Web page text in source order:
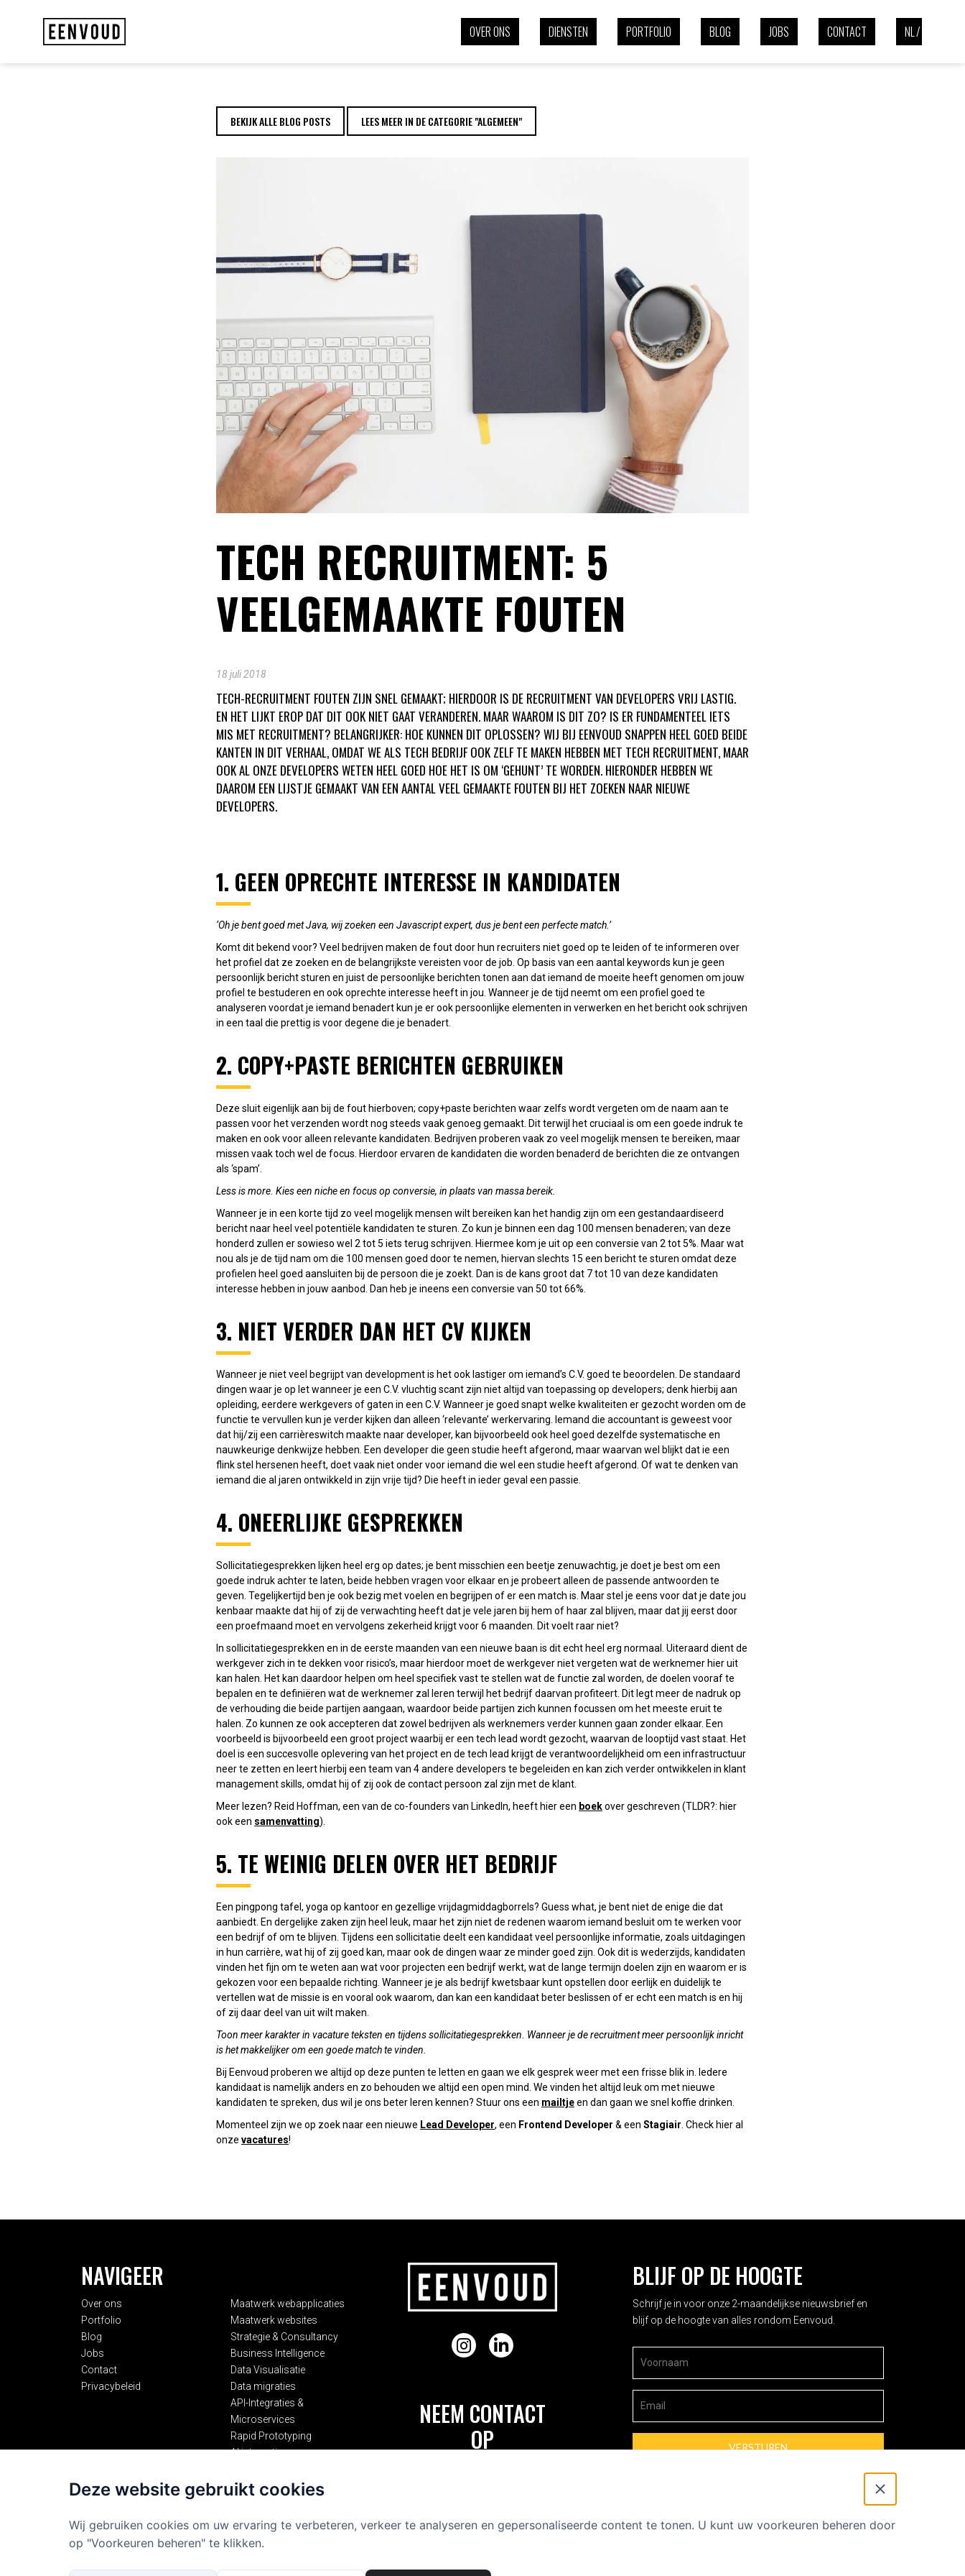
TECH RECRUITMENT: 5 VEELGEMAAKTE FOUTEN |
OVER ONS DIENSTEN PORTFOLIO BLOG JOBS CONTACT NL
BEKIJK ALLE BLOG POSTS LEES MEER IN DE CATEGORIE "ALGEMEEN"
TECH RECRUITMENT: 5
VEELGEMAAKTE FOUTEN
18 juli 2018
TECH-RECRUITMENT FOUTEN ZIJN SNEL GEMAAKT; HIERDOOR IS DE RECRUITMENT VAN DEVELOPERS VRIJ LASTIG.
EN HET LIJKT EROP DAT DIT OOK NIET GAAT VERANDEREN. MAAR WAAROM IS DIT ZO? IS ER FUNDAMENTEEL IETS
MIS MET RECRUITMENT? BELANGRIJKER: HOE KUNNEN DIT OPLOSSEN? WIJ BIJ EENVOUD SNAPPEN HEEL GOED BEIDE
KANTEN IN DIT VERHAAL, OMDAT WE ALS TECH BEDRIJF OOK ZELF TE MAKEN HEBBEN MET TECH RECRUITMENT, MAAR
OOK AL ONZE DEVELOPERS WETEN HEEL GOED HOE HET IS OM ‘GEHUNT’ TE WORDEN. HIERONDER HEBBEN WE
DAAROM EEN LIJSTJE GEMAAKT VAN EEN AANTAL VEEL GEMAAKTE FOUTEN BIJ HET ZOEKEN NAAR NIEUWE
DEVELOPERS.
1. GEEN OPRECHTE INTERESSE IN KANDIDATEN
‘Oh je bent goed met Java, wij zoeken een Javascript expert, dus je bent een perfecte match.’
Komt dit bekend voor? Veel bedrijven maken de fout door hun recruiters niet goed op te leiden of te informeren over
het profiel dat ze zoeken en de belangrijkste vereisten voor de job. Op basis van een aantal keywords kun je geen
persoonlijk bericht sturen en juist de persoonlijke berichten tonen aan dat iemand de moeite heeft genomen om jouw
profiel te bestuderen en ook oprechte interesse heeft in jou. Wanneer je de tijd neemt om een profiel goed te
analyseren voordat je iemand benadert kun je er ook persoonlijke elementen in verwerken en het bericht ook schrijven
in een taal die prettig is voor degene die je benadert.
2. COPY+PASTE BERICHTEN GEBRUIKEN
Deze sluit eigenlijk aan bij de fout hierboven; copy+paste berichten waar zelfs wordt vergeten om de naam aan te
passen voor het verzenden wordt nog steeds vaak genoeg gemaakt. Dit terwijl het cruciaal is om een goede indruk te
maken en ook voor alleen relevante kandidaten. Bedrijven proberen vaak zo veel mogelijk mensen te bereiken, maar
missen vaak toch wel de focus. Hierdoor ervaren de kandidaten die worden benaderd de berichten die ze ontvangen
als ‘spam’.
Less is more. Kies een niche en focus op conversie, in plaats van massa bereik.
Wanneer je in een korte tijd zo veel mogelijk mensen wilt bereiken kan het handig zijn om een gestandaardiseerd
bericht naar heel veel potentiële kandidaten te sturen. Zo kun je binnen een dag 100 mensen benaderen; van deze
honderd zullen er sowieso wel 2 tot 5 iets terug schrijven. Hiermee kom je uit op een conversie van 2 tot 5%. Maar wat
nou als je de tijd nam om die 100 mensen goed door te nemen, hiervan slechts 15 een bericht te sturen omdat deze
profielen heel goed aansluiten bij de persoon die je zoekt. Dan is de kans groot dat 7 tot 10 van deze kandidaten
interesse hebben in jouw aanbod. Dan heb je ineens een conversie van 50 tot 66%.
3. NIET VERDER DAN HET CV KIJKEN
Wanneer je niet veel begrijpt van development is het ook lastiger om iemand’s C.V. goed te beoordelen. De standaard
dingen waar je op let wanneer je een C.V. vluchtig scant zijn niet altijd van toepassing op developers; denk hierbij aan
opleiding, eerdere werkgevers of gaten in een C.V. Wanneer je goed snapt welke kwaliteiten er gezocht worden om de
functie te vervullen kun je verder kijken dan alleen ‘relevante’ werkervaring. Iemand die accountant is geweest voor
dat hij/zij een carrièreswitch maakte naar developer, kan bijvoorbeeld ook heel goed dezelfde systematische en
nauwkeurige denkwijze hebben. Een developer die geen studie heeft afgerond, maar waarvan wel blijkt dat ie een
flink stel hersenen heeft, doet vaak niet onder voor iemand die wel een studie heeft afgerond. Of wat te denken van
iemand die al jaren ontwikkeld in zijn vrije tijd? Die heeft in ieder geval een passie.
4. ONEERLIJKE GESPREKKEN
Sollicitatiegesprekken lijken heel erg op dates; je bent misschien een beetje zenuwachtig, je doet je best om een
goede indruk achter te laten, beide hebben vragen voor elkaar en je probeert alleen de passende antwoorden te
geven. Tegelijkertijd ben je ook bezig met voelen en begrijpen of er een match is. Maar stel je eens voor dat je date jou
kenbaar maakte dat hij of zij de verwachting heeft dat je vele jaren bij hem of haar zal blijven, maar dat jij eerst door
een proefmaand moet en vervolgens zekerheid krijgt voor 6 maanden. Dit voelt raar niet?
In sollicitatiegesprekken en in de eerste maanden van een nieuwe baan is dit echt heel erg normaal. Uiteraard dient de
werkgever zich in te dekken voor risico’s, maar hierdoor moet de werkgever niet vergeten wat de werknemer hier uit
kan halen. Het kan daardoor helpen om heel specifiek vast te stellen wat de functie zal worden, de doelen vooraf te
bepalen en te definiëren wat de werknemer zal leren terwijl het bedrijf daarvan profiteert. Dit legt meer de nadruk op
de verhouding die beide partijen aangaan, waardoor beide partijen zich kunnen focussen om het meeste eruit te
halen. Zo kunnen ze ook accepteren dat zowel bedrijven als werknemers verder kunnen gaan zonder elkaar. Een
voorbeeld is bijvoorbeeld een groot project waarbij er een tech lead wordt gezocht, waarvan de looptijd vast staat. Het
doel is een succesvolle oplevering van het project en de tech lead krijgt de verantwoordelijkheid om een infrastructuur
neer te zetten en leert hierbij een team van 4 andere developers te begeleiden en kan zich verder ontwikkelen in klant
management skills, omdat hij of zij ook de contact persoon zal zijn met de klant.
Meer lezen? Reid Hoffman, een van de co-founders van LinkedIn, heeft hier een boekover geschreven (TLDR?: hier
ook een samenvatting).
5. TE WEINIG DELEN OVER HET BEDRIJF
Een pingpong tafel, yoga op kantoor en gezellige vrijdagmiddagborrels? Guess what, je bent niet de enige die dat
aanbiedt. En dergelijke zaken zijn heel leuk, maar het zijn niet de redenen waarom iemand besluit om te werken voor
een bedrijf of om te blijven. Tijdens een sollicitatie deelt een kandidaat veel persoonlijke informatie, zoals uitdagingen
in hun carrière, wat hij of zij goed kan, maar ook de dingen waar ze minder goed zijn. Ook dit is wederzijds, kandidaten
vinden het fijn om te weten aan wat voor projecten een bedrijf werkt, wat de lange termijn doelen zijn en waarom er is
gekozen voor een bepaalde richting. Wanneer je je als bedrijf kwetsbaar kunt opstellen door eerlijk en duidelijk te
vertellen wat de missie is en vooral ook waarom, dan kan een kandidaat beter beslissen of er echt een match is en hij
of zij daar deel van uit wilt maken.
Toon meer karakter in vacature teksten en tijdens sollicitatiegesprekken. Wanneer je de recruitment meer persoonlijk inricht
is het makkelijker om een goede match te vinden.
Bij Eenvoud proberen we altijd op deze punten te letten en gaan we elk gesprek weer met een frisse blik in. Iedere
kandidaat is namelijk anders en zo behouden we altijd een open mind. We vinden het altijd leuk om met nieuwe
kandidaten te spreken, dus wil je ons beter leren kennen? Stuur ons een mailtjeen dan gaan we snel koffie drinken.
Momenteel zijn we op zoek naar een nieuwe Lead Developer, een Frontend Developer & een Stagiair . Check hier al
onze vacatures!
NAVIGEER
Over ons
Portfolio
Blog
Jobs
Contact
Privacybeleid
Maatwerk webapplicaties
Maatwerk websites
Strategie & Consultancy
Business Intelligence
Data Visualisatie
Data migraties
API-Integraties &
Microservices
Rapid Prototyping
AI integraties
ADRES
InstagramLinkedIn
NEEM CONTACT
OP
info@eenvoud.nl
BLIJF OP DE HOOGTE
Schrijf je in voor onze 2-maandelijkse nieuwsbrief en
blijf op de hoogte van alles rondom Eenvoud.
Deze website gebruikt cookies
Wij gebruiken cookies om uw ervaring te verbeteren, verkeer te analyseren en gepersonaliseerde content te tonen. U kunt uw voorkeuren beheren door
op "Voorkeuren beheren" te klikken.